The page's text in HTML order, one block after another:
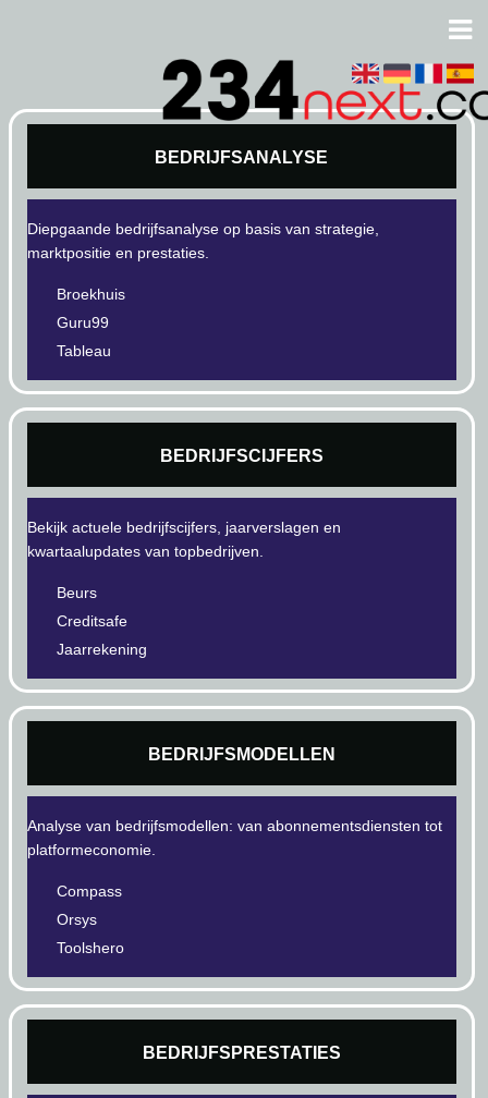
BEDRIJFSANALYSE
Diepgaande bedrijfsanalyse op basis van strategie,
marktpositie en prestaties.
Broekhuis
Guru99
Tableau
BEDRIJFSCIJFERS
Bekijk actuele bedrijfscijfers, jaarverslagen en
kwartaalupdates van topbedrijven.
Beurs
Creditsafe
Jaarrekening
BEDRIJFSMODELLEN
Analyse van bedrijfsmodellen: van abonnementsdiensten tot
platformeconomie.
Compass
Orsys
Toolshero
BEDRIJFSPRESTATIES